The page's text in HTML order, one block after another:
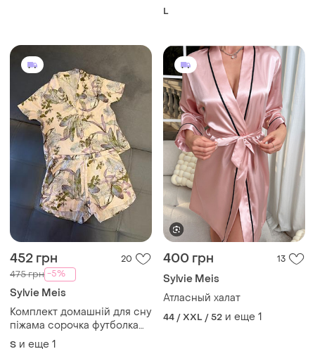
L
452 грн 20
475 грн -5%
Sylvie Meis
Комплект домашній для сну
піжама сорочка футболка
шорти
S и еще 1
400 грн 13
Sylvie Meis
Атласный халат
44 / XXL / 52 и еще 1